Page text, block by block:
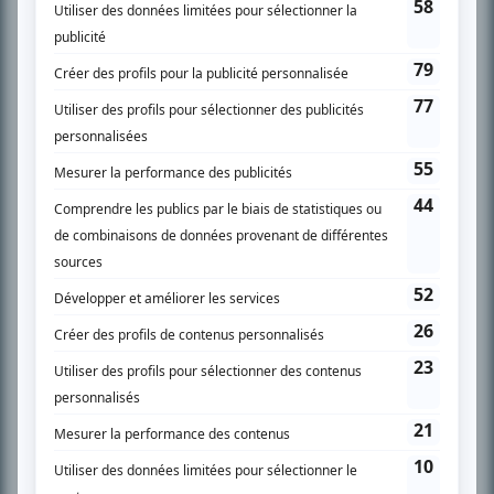
SUR LE RÉSEAU BIZZ MÉDIA
Accueil
Liste des oeuvres
Liste des comédiens
Recherche avancée
À propos
Nous contacter
Termes et conditions
Politique de confidentialité